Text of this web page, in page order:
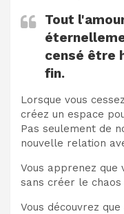
Tout
censé être
fin.
Lorsque vous
créez un espace
Pas seulement de
nouvelle relation
Vous apprenez que
sans créer le
Vous découvrez